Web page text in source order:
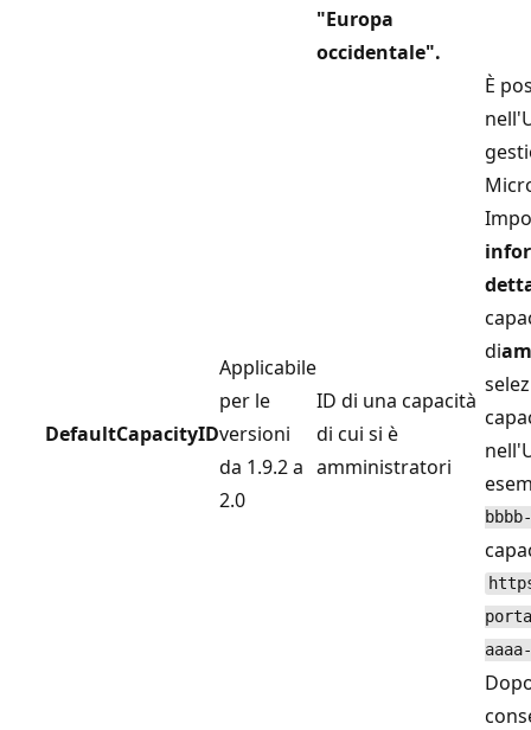
"Europa
occidentale".
DefaultCapacityID
Applicabile
per le
versioni
da 1.9.2 a
2.0
ID di una capacità
di cui si è
amministratori
È
di